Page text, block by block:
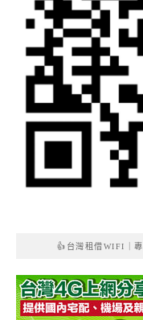
👍台灣租借WIFI｜